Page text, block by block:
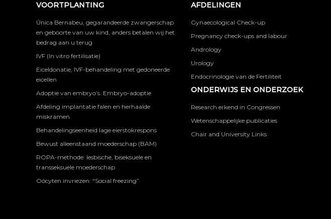
VOORTPLANTING
Única Bernabeu, gegarandeerde zwangerschap
en geboorte van uw kind, anders betalen wij het
bedrag aan u terug
IVF (In vitro fertilisatie)
Eiceldonatie, IVF-behandeling met gedoneerde
eicellen
Adoptie van embryo’s. Embryo-adoptie
Afdeling implantatie falen en herhaalde
miskramen
Behandelingseenheid lage eierstokrespons
Bewust alleenstaand moederschap (BAM)
ROPA-methode: lesbische, biseksuele en
transseksuele moederschap
Oöcyten invriezen: “Social freezing”
AFDELINGEN
Gynaecological Check-up
Pregnancy check-ups and labour
Andrology
Urology
Endocrinologie van de Fertiliteit
ONDERWIJS EN ONDERZOEK
Research erkend in Congressen
Wetenschappelijke publicaties
Chair and University Links